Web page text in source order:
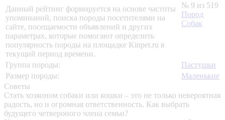
Данный рейтинг формируется на основе частоты
упоминаний, поиска породы посетителями на
сайте, посещаемости объявлений и других
параметрах, которые помогают определить
популярность породы на площадке Kinpet.ru в
текущий период времени.
№ 9 из 519
Пород
Собак
Группа породы:
Пастушьи
Размер породы:
Маленькие
Советы
Стать хозяином собаки или кошки – это не только невероятная
радость, но и огромная ответственность. Как выбрать
будущего четвероного члена семьи?